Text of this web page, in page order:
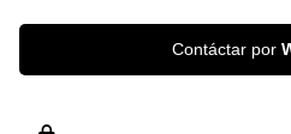
Contáctar por